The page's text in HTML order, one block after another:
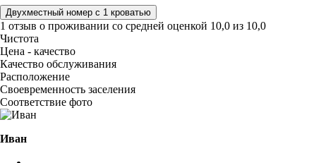
Двухместный номер с 1 кроватью
1 отзыв о проживании со средней оценкой 10,0 из 10,0
Чистота
Цена - качество
Качество обслуживания
Расположение
Своевременность заселения
Соответствие фото
Иван